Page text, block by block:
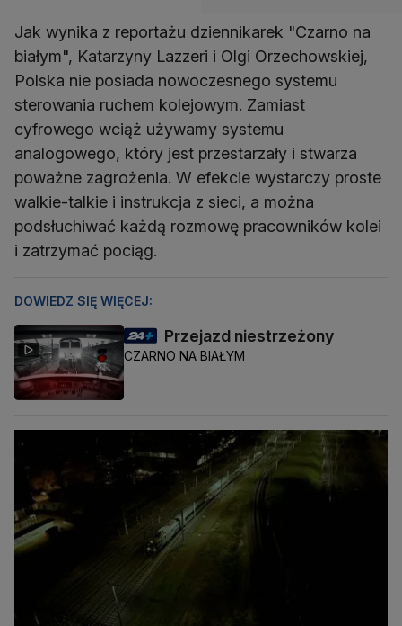
Jak wynika z reportażu dziennikarek "Czarno na
białym", Katarzyny Lazzeri i Olgi Orzechowskiej,
Polska nie posiada nowoczesnego systemu
sterowania ruchem kolejowym. Zamiast
cyfrowego wciąż używamy systemu
analogowego, który jest przestarzały i stwarza
poważne zagrożenia. W efekcie wystarczy proste
walkie-talkie i instrukcja z sieci, a można
podsłuchiwać każdą rozmowę pracowników kolei
i zatrzymać pociąg.
DOWIEDZ SIĘ WIĘCEJ:
Przejazd niestrzeżony
CZARNO NA BIAŁYM